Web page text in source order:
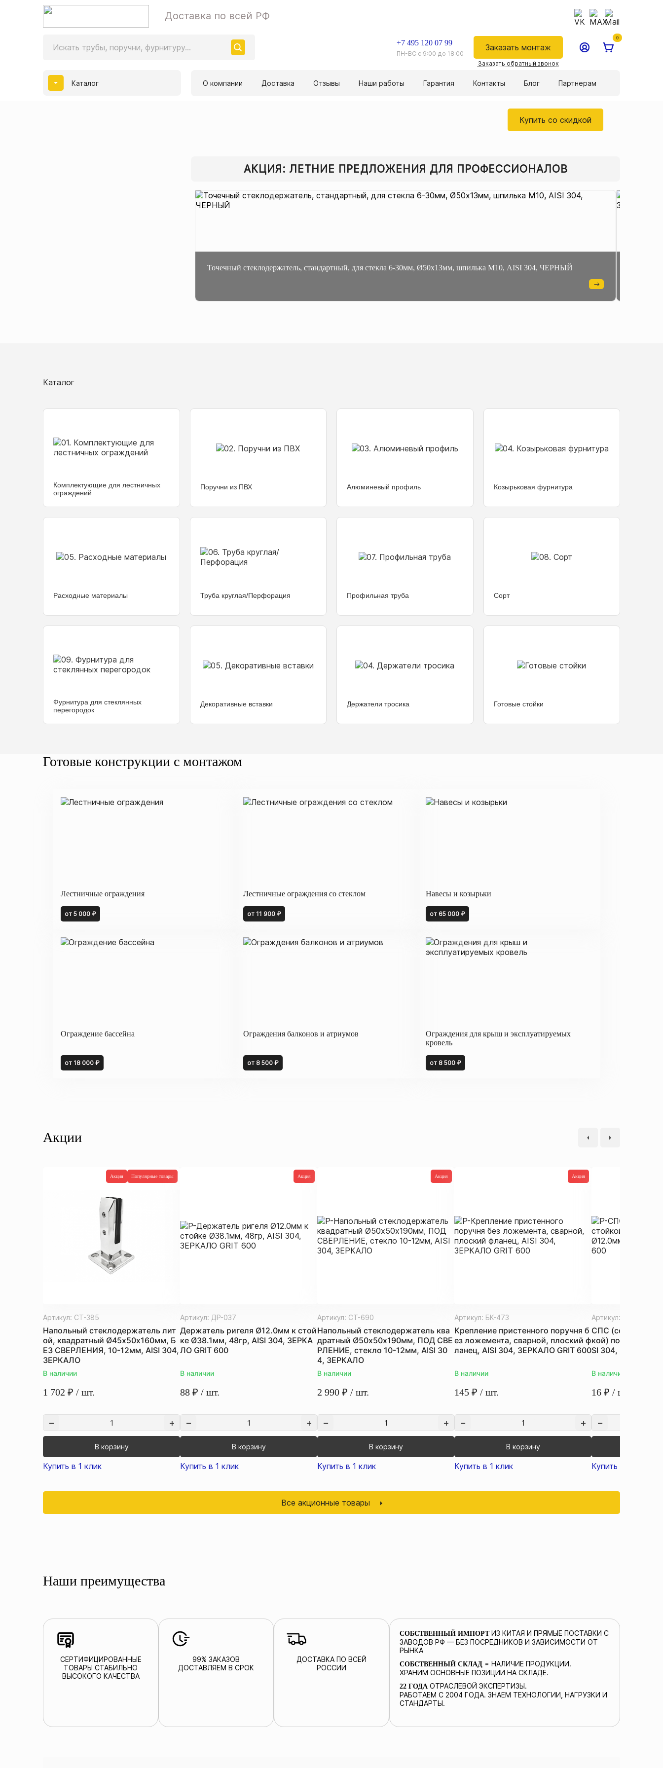
Доставка по всей РФ
+7 495 120 07 99
ПН-ВС с 9:00 до 18:00
Заказать монтаж
Заказать обратный звонок
0
Каталог О компании Доставка Отзывы Наши работы Гарантия Контакты Блог Партнерам
Купить со скидкой
АКЦИЯ: ЛЕТНИЕ ПРЕДЛОЖЕНИЯ ДЛЯ ПРОФЕССИОНАЛОВ
Точечный стеклодержатель, стандартный, для стекла 6-30мм, Ø50х13мм, шпилька М10, AISI 304, ЧЕРНЫЙ
Каталог
Комплектующие для лестничных
ограждений
Поручни из ПВХ Алюминевый профиль Козырьковая фурнитура
Расходные материалы Труба круглая/Перфорация Профильная труба Сорт
Фурнитура для стеклянных
перегородок
Декоративные вставки Держатели тросика Готовые стойки
Готовые конструкции с монтажом
Лестничные ограждения
от 5 000 ₽
Лестничные ограждения со стеклом
от 11 900 ₽
Навесы и козырьки
от 65 000 ₽
Ограждение бассейна
от 18 000 ₽
Ограждения балконов и атриумов
от 8 500 ₽
Ограждения для крыш и эксплуатируемых
кровель
от 8 500 ₽
Акции
Акция Популярные товары
Артикул: СТ-385
Напольный стеклодержатель лит
ой, квадратный Ø45х50х160мм, Б
ЕЗ СВЕРЛЕНИЯ, 10-12мм, AISI 304,
ЗЕРКАЛО
В наличии
1 702 ₽ / шт.
В корзину
Купить в 1 клик
Акция
Артикул: ДР-037
Держатель ригеля Ø12.0мм к стой
ке Ø38.1мм, 48гр, AISI 304, ЗЕРКА
ЛО GRIT 600
В наличии
88 ₽ / шт.
В корзину
Купить в 1 клик
Акция
Артикул: СТ-690
Напольный стеклодержатель ква
дратный Ø50х50х190мм, ПОД СВЕ
РЛЕНИЕ, стекло 10-12мм, AISI 30
4, ЗЕРКАЛО
В наличии
2 990 ₽ / шт.
В корзину
Купить в 1 клик
Акция
Артикул: БК-473
Крепление пристенного поручня б
ез ложемента, сварной, плоский ф
ланец, AISI 304, ЗЕРКАЛО GRIT 600
В наличии
145 ₽ / шт.
В корзину
Купить в 1 клик
Артикул:
СПС (соединение
кой) под 90°, на
SI 304, ЗЕРКАЛО
В наличии
16 ₽ / шт.
Купить в 1 клик
Все акционные товары
Наши преимущества
СЕРТИФИЦИРОВАННЫЕ
ТОВАРЫ СТАБИЛЬНО
ВЫСОКОГО КАЧЕСТВА
99% ЗАКАЗОВ
ДОСТАВЛЯЕМ В СРОК
ДОСТАВКА ПО ВСЕЙ
РОССИИ
СОБСТВЕННЫЙ ИМПОРТИЗ КИТАЯ И ПРЯМЫЕ ПОСТАВКИ С
ЗАВОДОВ РФ — БЕЗ ПОСРЕДНИКОВ И ЗАВИСИМОСТИ ОТ
РЫНКА
СОБСТВЕННЫЙ СКЛАД = НАЛИЧИЕ ПРОДУКЦИИ.
ХРАНИМ ОСНОВНЫЕ ПОЗИЦИИ НА СКЛАДЕ.
22 ГОДА ОТРАСЛЕВОЙ ЭКСПЕРТИЗЫ.
РАБОТАЕМ С 2004 ГОДА. ЗНАЕМ ТЕХНОЛОГИИ, НАГРУЗКИ И
СТАНДАРТЫ.